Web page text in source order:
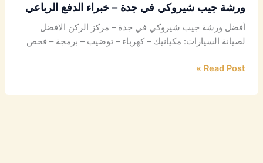
ورشة جيب شيروكي في جدة – خبراء الدفع الرباعي
أفضل ورشة جيب شيروكي في جدة – مركز الركن الافضل
لصيانة السيارات: مكيانيك – كهرباء – توضيب – برمجة – فحص
Read Post »